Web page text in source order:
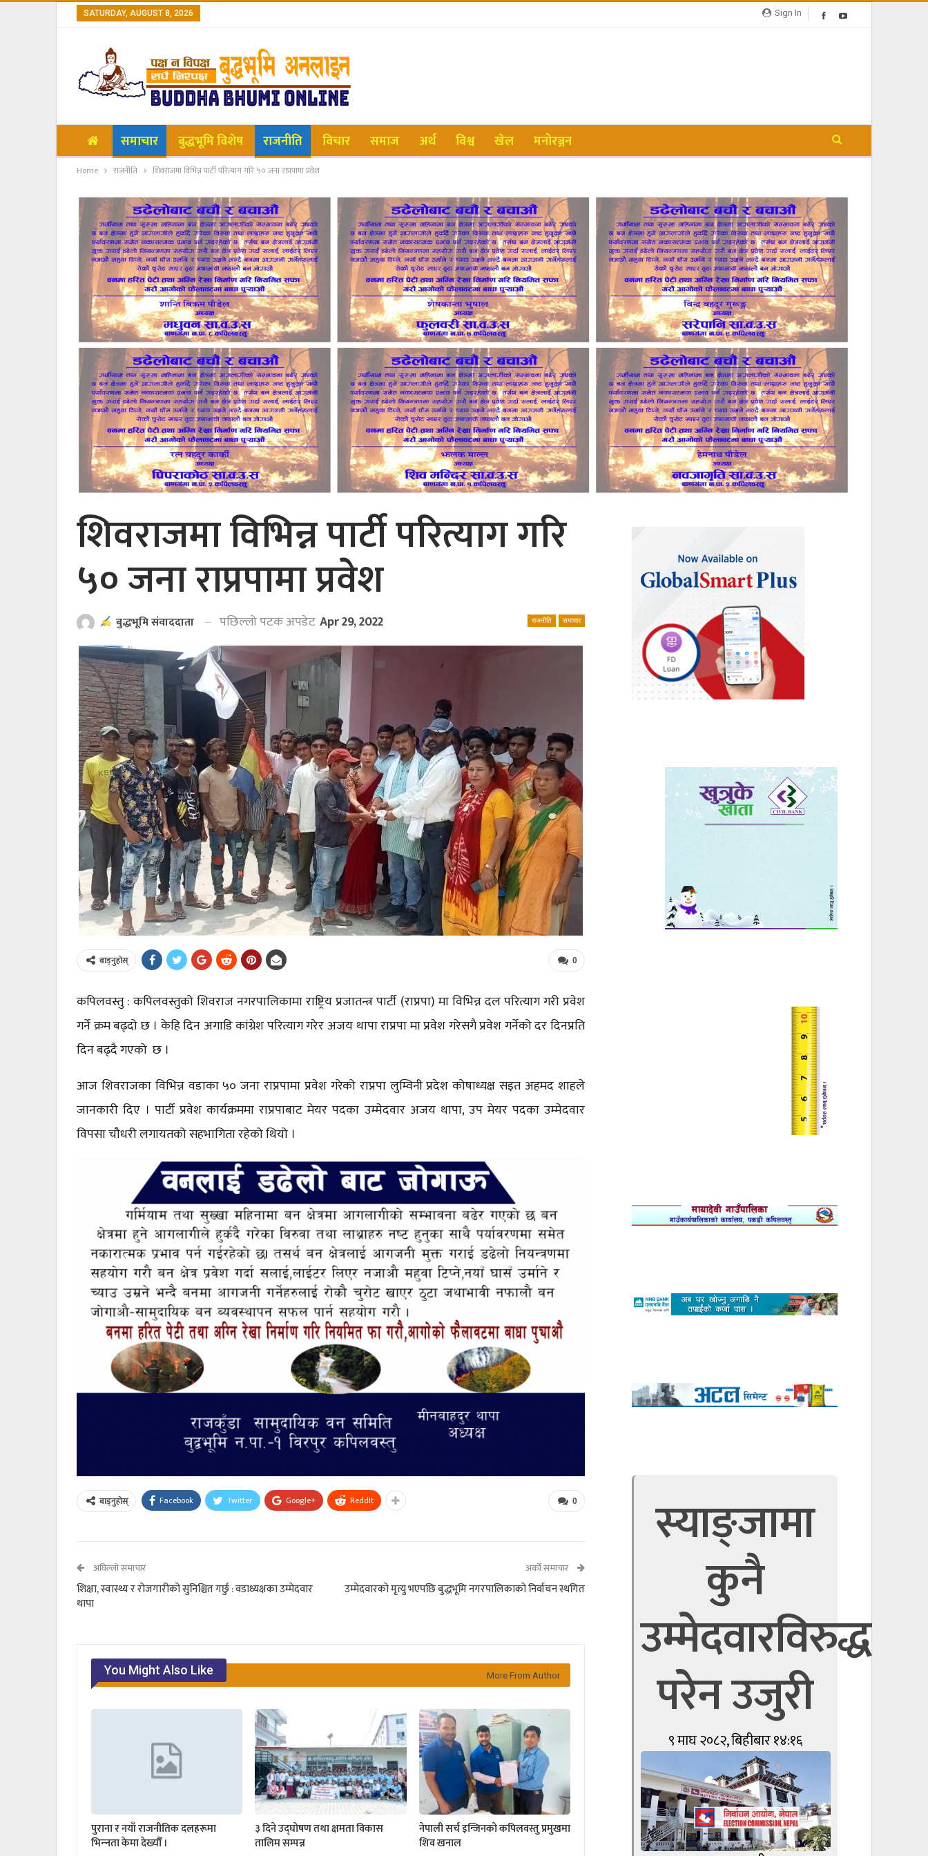
Sign In
SATURDAY, AUGUST 8, 2026
समाचार बुद्धभूमि विशेष राजनीति विचार समाज अर्थ विश्व खेल मनोरञ्जन
Home राजनीति शिवराजमा विभिन्न पार्टी परित्याग गरि ५० जना राप्रपामा प्रवेश
शिवराजमा विभिन्न पार्टी परित्याग गरि
५० जना राप्रपामा प्रवेश
राजनीति समाचार
बुद्धभूमि संवाददाता पछिल्लो पटक अपडेट Apr 29, 2022
0
बाड्नुहोस्
कपिलवस्तु : कपिलवस्तुको शिवराज नगरपालिकामा राष्ट्रिय प्रजातन्त्र पार्टी (राप्रपा) मा विभिन्न दल परित्याग गरी प्रवेश
गर्ने क्रम बढ्दो छ । केहि दिन अगाडि कांग्रेश परित्याग गरेर अजय थापा राप्रपा मा प्रवेश गरेसगै प्रवेश गर्नेको दर दिनप्रति
दिन बढ्दै गएको छ ।
आज शिवराजका विभिन्न वडाका ५० जना राप्रपामा प्रवेश गरेको राप्रपा लुम्विनी प्रदेश कोषाध्यक्ष सइत अहमद शाहले
जानकारी दिए । पार्टी प्रवेश कार्यक्रममा राप्रपाबाट मेयर पदका उम्मेदवार अजय थापा, उप मेयर पदका उम्मेदवार
विपसा चौधरी लगायतको सहभागिता रहेको थियो ।
0
बाड्नुहोस् Facebook Twitter Google+ ReddIt
अघिल्लो समाचार
शिक्षा, स्वास्थ्य र रोजगारीको सुनिश्चित गर्छु : वडाध्यक्षका उम्मेदवार
थापा
अर्को समाचार
उम्मेदवारको मृत्यु भएपछि बुद्धभूमि नगरपालिकाको निर्वाचन स्थगित
You Might Also Like More From Author
पुराना र नयाँ राजनीतिक दलहरूमा
भिन्‍नता केमा देख्यौँ ।
३ दिने उद्घोषण तथा क्षमता विकास
तालिम सम्पन्न
नेपाली सर्च इन्जिनको कपिलवस्तु प्रमुखमा
शिव खनाल
स्याङ्जामा
कुनै
उम्मेदवारविरुद्ध
परेन उजुरी
९ माघ २०८२, बिहीबार १४:१६